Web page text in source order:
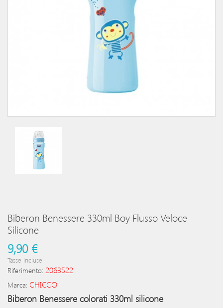
Biberon Benessere 330ml Boy Flusso Veloce
Silicone
9,90 €
Tasse incluse
Riferimento: 2063522
Marca: CHICCO
Biberon Benessere colorati 330ml silicone